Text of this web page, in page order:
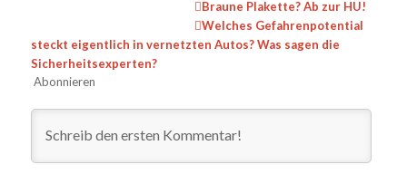
Braune Plakette? Ab zur HU!
Welches Gefahrenpotential
steckt eigentlich in vernetzten Autos? Was sagen die
Sicherheitsexperten?
Abonnieren